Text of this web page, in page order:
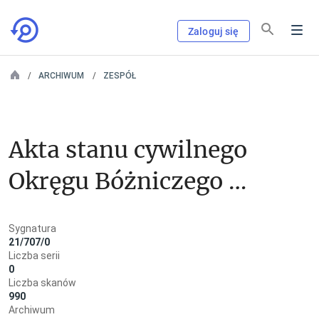
Zaloguj się
ARCHIWUM ZESPÓŁ
Akta stanu cywilnego
Okręgu Bóżniczego w
Sygnatura
21/707/0
Liczba serii
0
Liczba skanów
990
Archiwum